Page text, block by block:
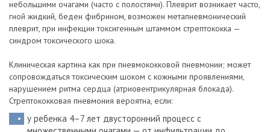
небольшими очагами (часто с полостями). Плеврит возникает часто,
гной жидкий, беден фибрином, возможен метапневмонический
плеврит, при инфекции токсигенным штаммом стрептококка —
синдром токсического шока.
Клиническая картина как при пневмококковой пневмонии; может
сопровождаться токсическим шоком с кожными проявлениями,
нарушением ритма сердца (атриовентрикулярная блокада).
Стрептококковая пневмония вероятна, если:
у ребенка 4–7 лет двусторонний процесс с